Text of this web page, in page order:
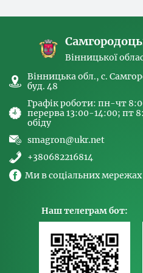
Вінницької
Вінницька обл., с.
буд. 48
Графік роботи: пн-чт
перерва 13:00-14:00; пт
обіду
smagron@ukr.net
+380682216814
Ми в соціальних мережах
Наш телеграм бот: